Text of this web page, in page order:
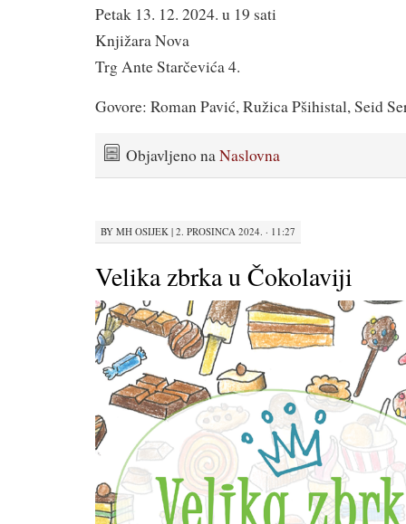
Petak 13. 12. 2024. u 19 sati
Knjižara Nova
Trg Ante Starčevića 4.
Govore: Roman Pavić, Ružica Pšihistal, Seid
Objavljeno naNaslovna
BY MH OSIJEK | 2. PROSINCA 2024. · 11:27
Velika zbrka u Čokolaviji